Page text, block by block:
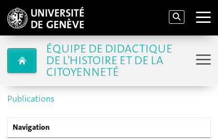
ÉQUIPE DE DIDACTIQUE
DE L'HISTOIRE ET DE LA
CITOYENNETÉ
Publications
Navigation